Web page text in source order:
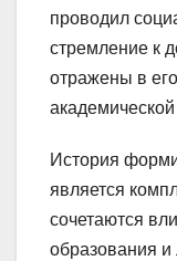
проводил
стремление к
отражены в
История
является
сочетаются
образования и